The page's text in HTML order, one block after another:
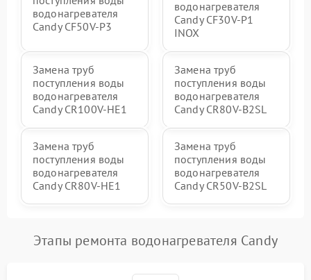
водонагревателя
Candy CF50V-P3
водонагревателя
Candy CF30V-P1
INOX
Замена труб
поступления воды
водонагревателя
Candy CR100V-HE1
Замена труб
поступления воды
водонагревателя
Candy CR80V-B2SL
Замена труб
поступления воды
водонагревателя
Candy CR80V-HE1
Замена труб
поступления воды
водонагревателя
Candy CR50V-B2SL
Этапы ремонта водонагревателя Candy